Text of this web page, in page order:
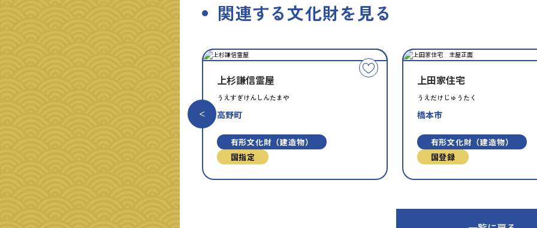
関連する文化財を見る
こ
の
に
上杉謙信霊屋
うえすぎけんしんたまや
高野町
種
類
有形文化財（建造物）
指
定
国指定
上田家住宅
うえだけじゅうたく
橋本市
種
類
有形文化財（建造物）
指
定
国登録